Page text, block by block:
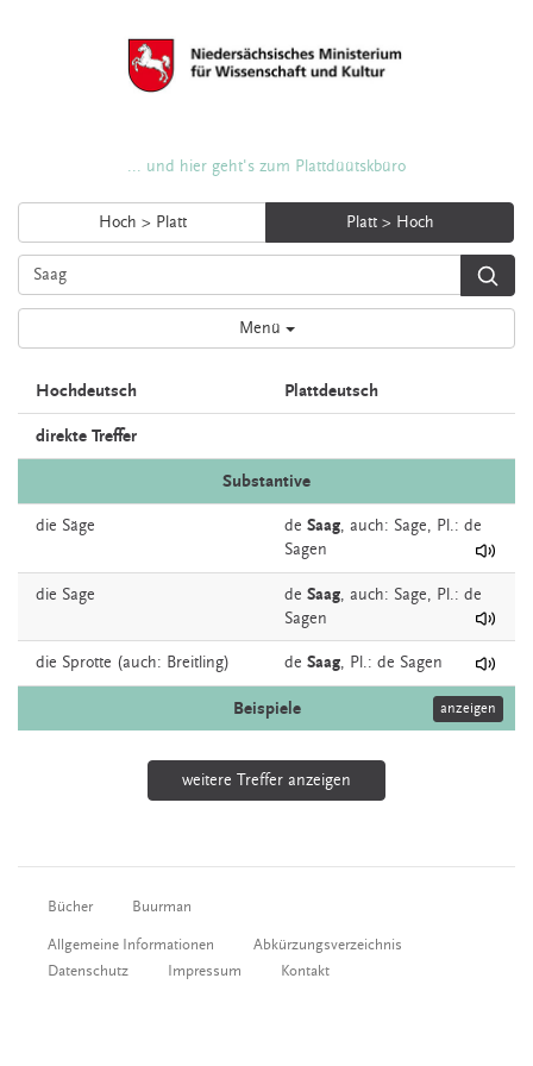
... und hier geht's zum Plattdüütskbüro
Hoch > Platt Platt > Hoch
Menü
Hochdeutsch Plattdeutsch
direkte Treffer
Substantive
die Säge de Saag, auch: Sage, Pl.: de
Sagen
die Sage de Saag, auch: Sage, Pl.: de
Sagen
die Sprotte (auch: Breitling) de Saag, Pl.: de Sagen
Beispiele anzeigen
weitere Treffer anzeigen
Bücher Buurman
Allgemeine Informationen
Abkürzungsverzeichnis
Datenschutz
Impressum Kontakt